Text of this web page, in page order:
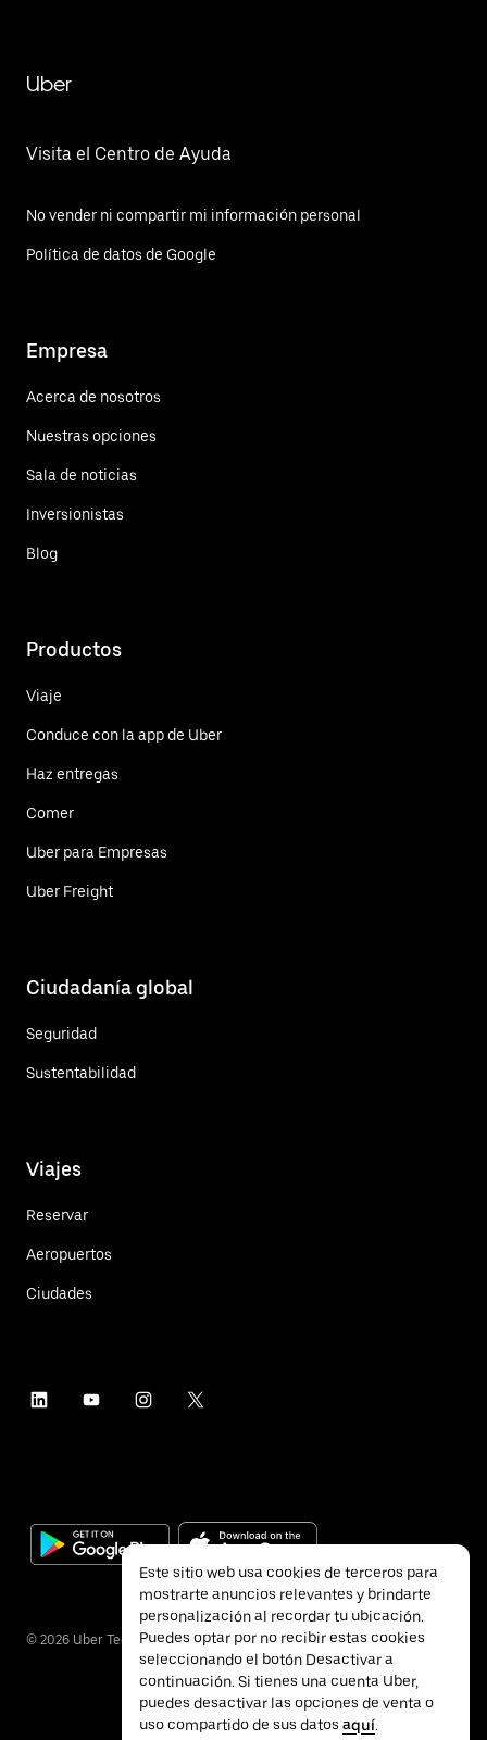
Uber
Visita el Centro de Ayuda
No vender ni compartir mi información personal
Política de datos de Google
Empresa
Acerca de nosotros
Nuestras opciones
Sala de noticias
Inversionistas
Blog
Productos
Viaje
Conduce con la app de Uber
Haz entregas
Comer
Uber para Empresas
Uber Freight
Ciudadanía global
Seguridad
Sustentabilidad
Viajes
Reservar
Aeropuertos
Ciudades
© 2026 Uber Technologies Inc.
Este sitio web usa cookies de terceros para
mostrarte anuncios relevantes y brindarte
personalización al recordar tu ubicación.
Puedes optar por no recibir estas cookies
seleccionando el botón Desactivar a
continuación. Si tienes una cuenta Uber,
puedes desactivar las opciones de venta o
uso compartido de sus datos aquí.